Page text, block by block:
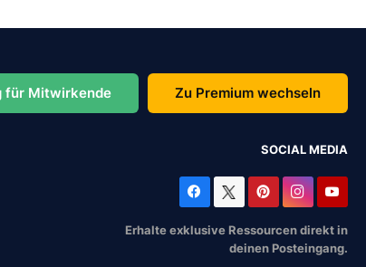
für Mitwirkende Zu Premium wechseln
SOCIAL MEDIA
Erhalte exklusive Ressourcen direkt in
deinen Posteingang.